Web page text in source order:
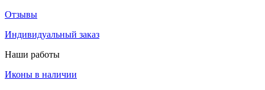
Отзывы
Индивидуальный заказ
Наши работы
Иконы в наличии